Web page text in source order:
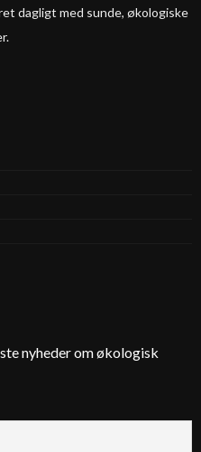
dagligt med sunde, økologiske
nyheder om økologisk